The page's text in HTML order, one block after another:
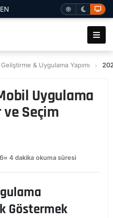
EN
Geliştirme & Uygulama Yapımı
Uygulama
Seçim
≈ 4 dakika okuma süresi
Göstermek